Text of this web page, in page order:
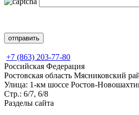
+7 (863) 203-77-80
Российская Федерация
Ростовская область Мясниковский
Улица: 1-км шоссе Ростов-
Стр.: 6/7, 6/8
Разделы сайта